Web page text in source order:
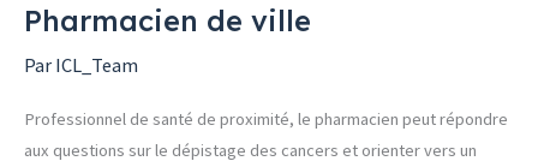
Pharmacien de ville
Par ICL_Team
Professionnel de santé de proximité, le pharmacien peut répondre
aux questions sur le dépistage des cancers et orienter vers un
Pharmacien